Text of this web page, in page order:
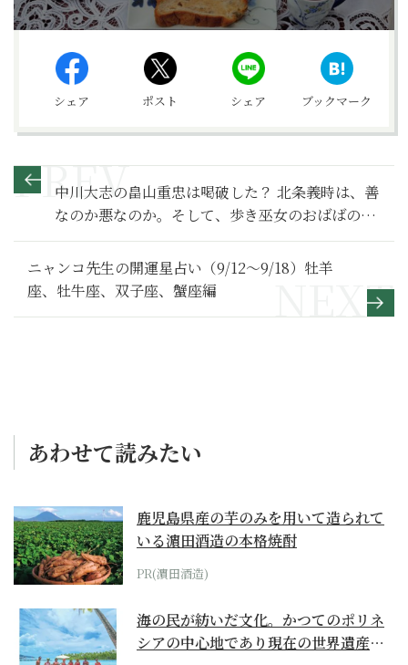
シェア ポスト シェア ブックマーク
中川大志の畠山重忠は喝破した？ 北条義時は、善
なのか悪なのか。そして、歩き巫女のおばばの正
体がサプライズ過ぎる！【鎌倉殿の13人 満喫リポ
ート】35
ニャンコ先生の開運星占い（9/12～9/18）牡羊
座、牡牛座、双子座、蟹座編
あわせて読みたい
鹿児島県産の芋のみを用いて造られて
いる濵田酒造の本格焼酎
PR(濵田酒造)
海の民が紡いだ文化。かつてのポリネ
シアの中心地であり現在の世界遺産か